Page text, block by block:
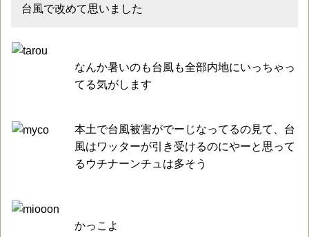
台風で改めて思いました
なんか暑いのも台風も全部内地にいっちゃっ
てる気がします
本土で台風被害がでーじなってるの見て、台
風はワッターが引き受けるのにやーと思って
るウチナーンチュは多そう
かっこよ